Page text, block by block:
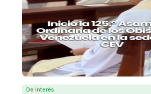
De Interés